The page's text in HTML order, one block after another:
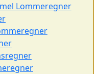
Lommeregner